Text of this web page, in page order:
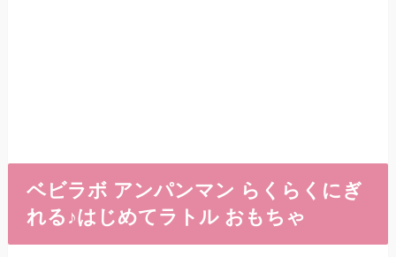
ベビラボ アンパンマン らくらくにぎ
れる♪はじめてラトル おもちゃ